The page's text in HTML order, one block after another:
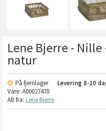
Lene Bjerre -
natur
På fjernlager Levering 8-10
Vare: A00027478
Alt fra: Lene Bjerre